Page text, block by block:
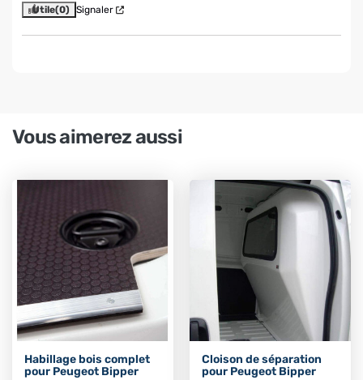
Utile(0) Signaler
Vous aimerez aussi
Habillage bois complet
pour Peugeot Bipper
Cloison de séparation
pour Peugeot Bipper